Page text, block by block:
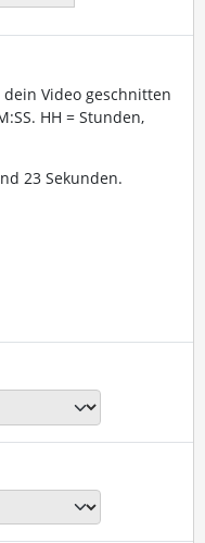
Video geschnitten
HH = Stunden,
23 Sekunden.